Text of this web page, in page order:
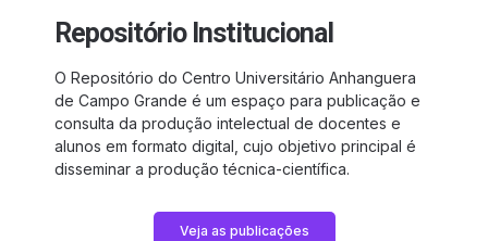
Repositório Institucional
O Repositório do Centro Universitário Anhanguera
de Campo Grande é um espaço para publicação e
consulta da produção intelectual de docentes e
alunos em formato digital, cujo objetivo principal é
disseminar a produção técnica-científica.
Veja as publicações